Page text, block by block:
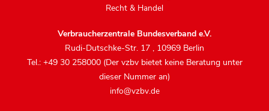
Recht & Handel
Verbraucherzentrale Bundesverband e.V.
Rudi-Dutschke-Str. 17 , 10969 Berlin
Tel.: +49 30 258000 (Der vzbv bietet keine Beratung unter
dieser Nummer an)
info@vzbv.de